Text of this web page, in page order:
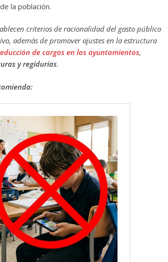
la población.
criterios de racionalidad del gasto público
además de promover ajustes en la estructura
de cargos en los ayuntamientos,
y regidurías.